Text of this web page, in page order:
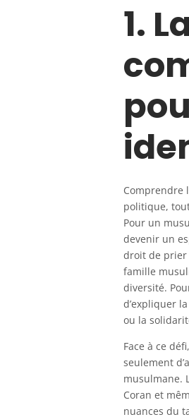
1.
Comprendre
politique,
Pour un
devenir un
droit de prier
famille
diversité.
d’expliquer
ou la
Face à ce
seulement
musulmane.
Coran et
nuances du